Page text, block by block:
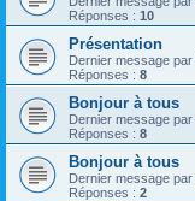
Réponses : 10
Présentation
Dernier message par
Réponses : 8
Bonjour à tous
Dernier message par
Réponses : 8
Bonjour à tous
Dernier message par
Réponses : 2